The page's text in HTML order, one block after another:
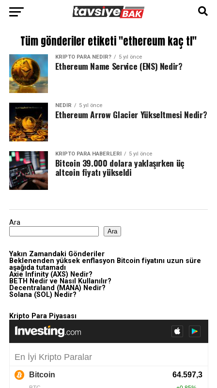
Tüm gönderiler etiketi "ethereum kaç tl"
KRIPTO PARA NEDIR? 5 yıl önce
Ethereum Name Service (ENS) Nedir?
NEDIR 5 yıl önce
Ethereum Arrow Glacier Yükseltmesi Nedir?
KRIPTO PARA HABERLERI 5 yıl önce
Bitcoin 39.000 dolara yaklaşırken üç
altcoin fiyatı yükseldi
Ara
Ara
Yakın Zamandaki Gönderiler
Beklenenden yüksek enflasyon Bitcoin fiyatını uzun süre
aşağıda tutamadı
Axie Infinity (AXS) Nedir?
BETH Nedir ve Nasıl Kullanılır?
Decentraland (MANA) Nedir?
Solana (SOL) Nedir?
Kripto Para Piyasası